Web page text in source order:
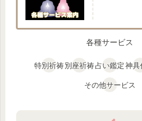
各種サービス
特別祈祷別座祈祷占い鑑定神具
その他サービス